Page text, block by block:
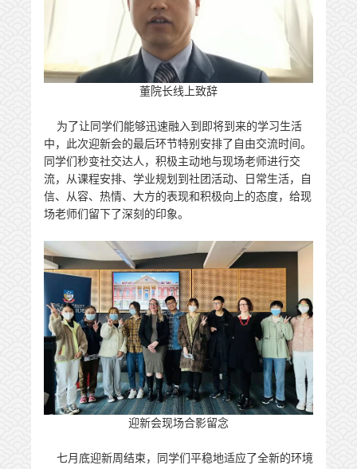
董院长线上致辞
为了让同学们能够迅速融入到即将到来的学习生活
中，此次迎新会的最后环节特别安排了自由交流时间。
同学们秒变社交达人，积极主动地与现场老师进行交
流，从课程安排、学业规划到社团活动、日常生活，自
信、从容、热情、大方的表现和积极向上的态度，给现
场老师们留下了深刻的印象。
迎新会现场合影留念
七月底迎新周结束，同学们平稳地适应了全新的环境